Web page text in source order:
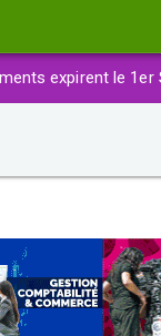
expirent le